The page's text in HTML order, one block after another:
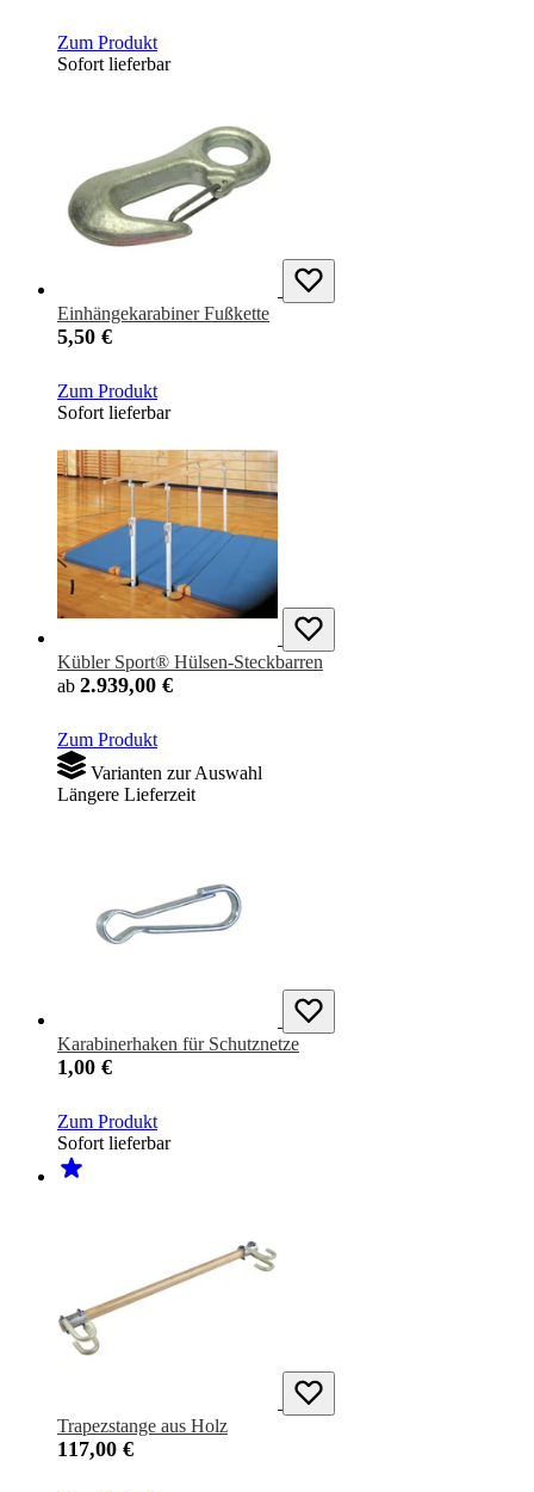
Zum Produkt
Sofort lieferbar
Einhängekarabiner Fußkette
5,50 €
Zum Produkt
Sofort lieferbar
Kübler Sport® Hülsen-Steckbarren
ab 2.939,00 €
Zum Produkt
Varianten zur Auswahl
Längere Lieferzeit
Karabinerhaken für Schutznetze
1,00 €
Zum Produkt
Sofort lieferbar
Trapezstange aus Holz
117,00 €